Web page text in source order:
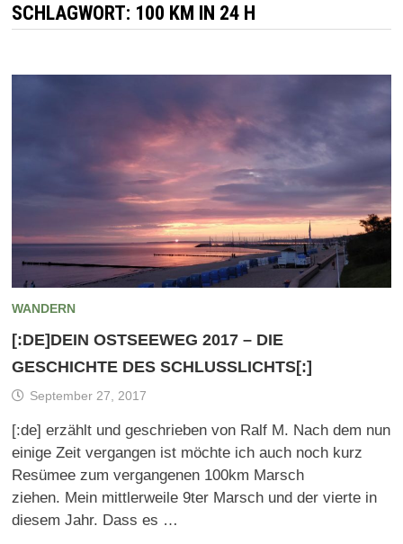
SCHLAGWORT: 100 KM IN 24 H
WANDERN
[:DE]DEIN OSTSEEWEG 2017 – DIE
GESCHICHTE DES SCHLUSSLICHTS[:]
September 27, 2017
[:de] erzählt und geschrieben von Ralf M. Nach dem nun
einige Zeit vergangen ist möchte ich auch noch kurz
Resümee zum vergangenen 100km Marsch
ziehen. Mein mittlerweile 9ter Marsch und der vierte in
diesem Jahr. Dass es …